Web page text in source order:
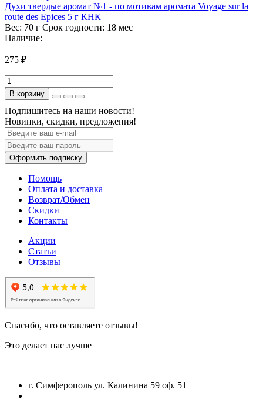
Духи твердые аромат №1 - по мотивам аромата Voyage sur la
route des Epices 5 г КНК
Вес: 70 г Срок годности: 18 мес
Наличие:
275 ₽
В корзину
Подпишитесь на наши новости!
Новинки, скидки, предложения!
Оформить подписку
Помощь
Оплата и доставка
Возврат/Обмен
Скидки
Контакты
Акции
Статьи
Отзывы
Спасибо, что оставляете отзывы!
Это делает нас лучше
г. Симферополь ул. Калинина 59 оф. 51